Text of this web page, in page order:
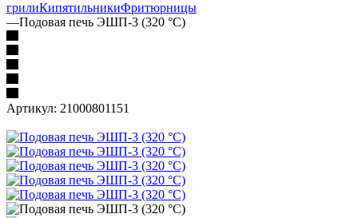
грилиКипятильникиФритюрницы
—Подовая печь ЭШП-3 (320 °C)
Артикул: 21000801151